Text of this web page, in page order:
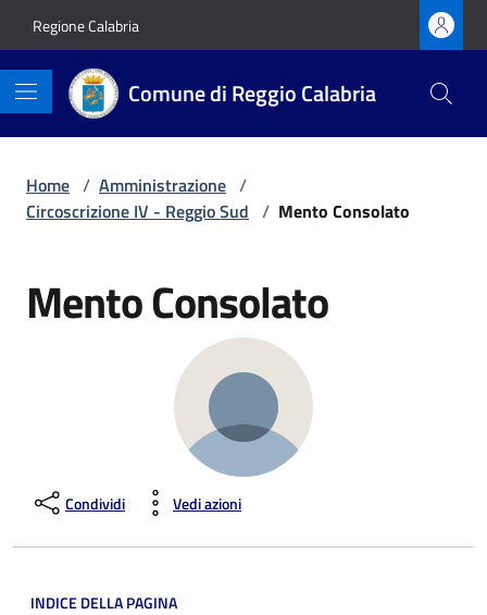
Regione Calabria
Comune di Reggio Calabria
Home / Amministrazione /
Circoscrizione IV - Reggio Sud / Mento Consolato
Mento Consolato
Condividi Vedi azioni
INDICE DELLA PAGINA